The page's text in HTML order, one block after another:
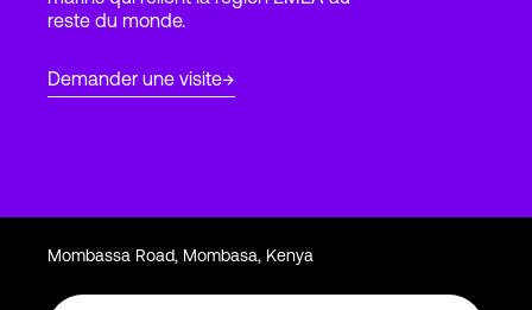
Connexion
reste du monde.
Demander une visite
Mombassa Road, Mombasa, Kenya